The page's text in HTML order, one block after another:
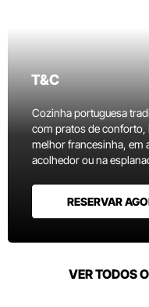
T&C
Cozinha portuguesa
com pratos de conforto,
melhor francesinha, em
acolhedor ou na
RESERVAR
VER TODOS